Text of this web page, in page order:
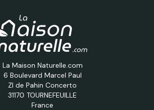
La Maison Naturelle.com
6 Boulevard Marcel Paul
ZI de Pahin Concerto
31170 TOURNEFEUILLE
France